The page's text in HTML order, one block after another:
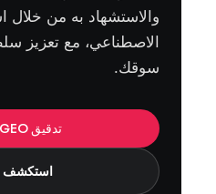
والاستشهاد به من خلال
الاصطناعي، مع تعزيز
سوقك.
تدقيق GEO مجاني
استكشف GEO